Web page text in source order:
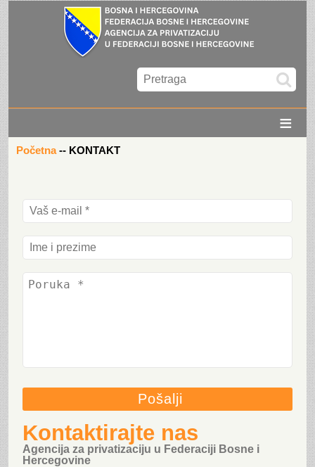
≡
Početna -- KONTAKT
Kontaktirajte nas
Agencija za privatizaciju u Federaciji Bosne i
Hercegovine